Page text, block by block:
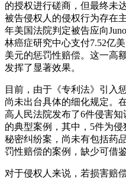
的授权进行磋商，但最终未
被告侵权人的侵权行为存在
年美国法院判定被告应向
林癌症研究中心支付7.52亿
美元的惩罚性赔偿。这一高
发挥了显著效果。
目前，由于《专利法》引入
尚未出台具体的细化规定。
高人民法院发布了6件侵害
的典型案例，其中，5件为
秘密纠纷案，尚未有包括药
罚性赔偿的案例，缺少可借
对于侵权人来说，若损害赔